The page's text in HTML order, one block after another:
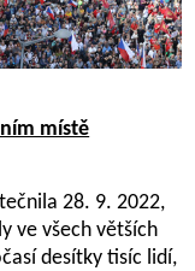
místě
28. 9. 2022,
ve všech větších
desítky tisíc lidí,